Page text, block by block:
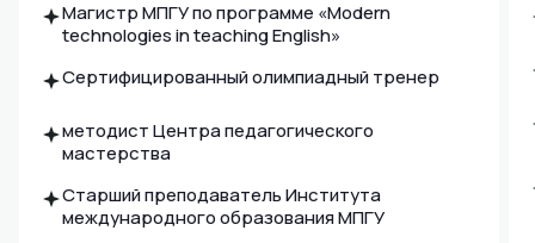
Магистр МПГУ по программе «Modern
technologies in teaching English»
Сертифицированный олимпиадный тренер
методист Центра педагогического
мастерства
Старший преподаватель Института
международного образования МПГУ